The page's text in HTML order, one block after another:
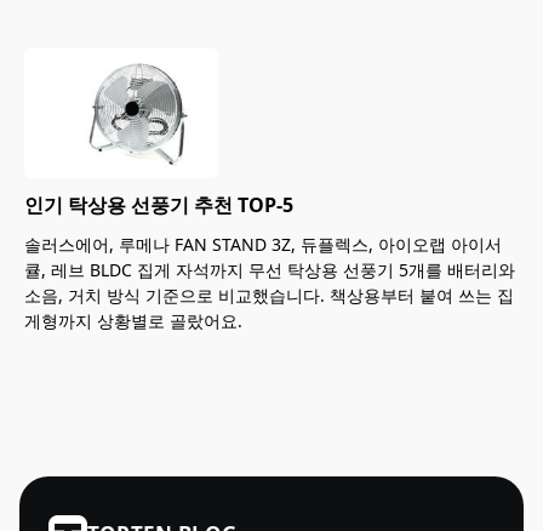
인기 탁상용 선풍기 추천 TOP-5
솔러스에어, 루메나 FAN STAND 3Z, 듀플렉스, 아이오랩 아이서
큘, 레브 BLDC 집게 자석까지 무선 탁상용 선풍기 5개를 배터리와
소음, 거치 방식 기준으로 비교했습니다. 책상용부터 붙여 쓰는 집
게형까지 상황별로 골랐어요.